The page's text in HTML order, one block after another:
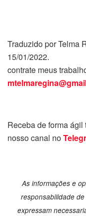
Traduzido por Telma
15/01/2022.
contrate meus
Receba de forma
nosso canal no
As informações e
responsabilidade
expressam